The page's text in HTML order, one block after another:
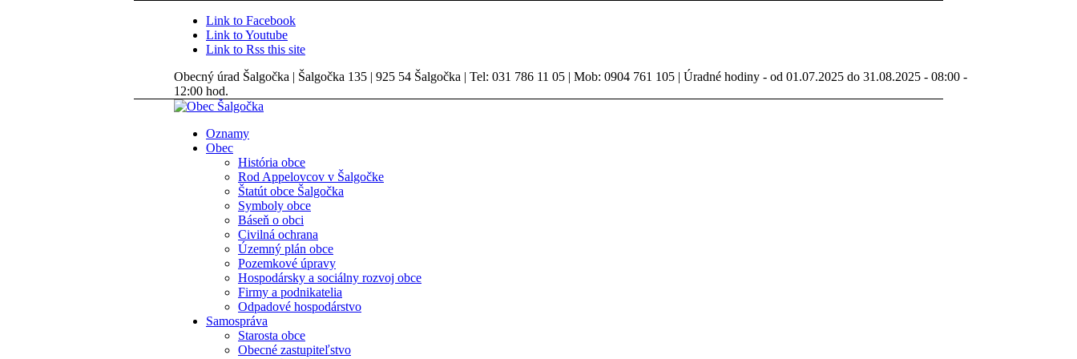
Link to Facebook
Link to Youtube
Link to Rss this site
Obecný úrad Šalgočka | Šalgočka 135 | 925 54 Šalgočka | Tel: 031 786 11 05 | Mob: 0904 761 105 | Úradné hodiny - od 01.07.2025 do 31.08.2025 - 08:00 -
12:00 hod.
Oznamy
Obec
História obce
Rod Appelovcov v Šalgočke
Štatút obce Šalgočka
Symboly obce
Báseň o obci
Civilná ochrana
Územný plán obce
Pozemkové úpravy
Hospodársky a sociálny rozvoj obce
Firmy a podnikatelia
Odpadové hospodárstvo
Samospráva
Starosta obce
Obecné zastupiteľstvo